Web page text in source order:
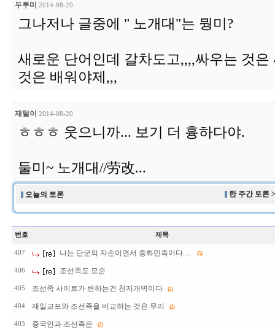
두루미 2014-08-20
그나저나 글중에 " 노개대"는 뭥미?
새로운 단어인데 갈차도고,,,,싸우는 것
것은 배워야제,,,
재털이 2014-08-20
ㅎㅎㅎ 웃으니까... 보기 더 흉하다야.
둘미~ 노개대//劳改...
오늘의 토론 한 주간 토론
번호 제목
407 나는 단군의 자손이면서 중화민족이다.... (5)
406 조선족도 모순
405 조선족 사이트가 변하는건 천지개벽이다 (2)
404 재일교포와 조선족을 비교하는 것은 무리 (2)
403 중국인과 조선족은 (2)